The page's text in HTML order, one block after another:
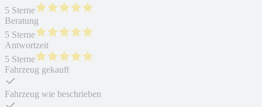
5 Sterne
Beratung
5 Sterne
Antwortzeit
5 Sterne
Fahrzeug gekauft
Fahrzeug wie beschrieben